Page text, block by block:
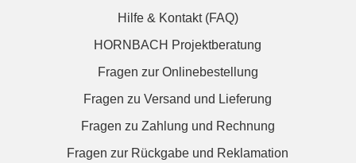
Hilfe & Kontakt (FAQ)
HORNBACH Projektberatung
Fragen zur Onlinebestellung
Fragen zu Versand und Lieferung
Fragen zu Zahlung und Rechnung
Fragen zur Rückgabe und Reklamation